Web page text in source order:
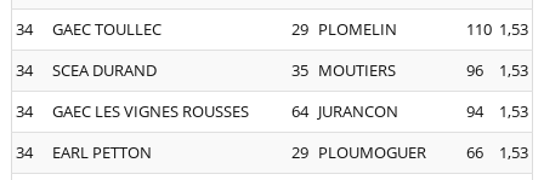
34
GAEC TOULLEC 29 PLOMELIN 110 1,53
34
SCEA DURAND 35 MOUTIERS 96
1,53
34
GAEC LES VIGNES ROUSSES 64 JURANCON 94
1,53
34
EARL PETTON 29 PLOUMOGUER 66 1,53